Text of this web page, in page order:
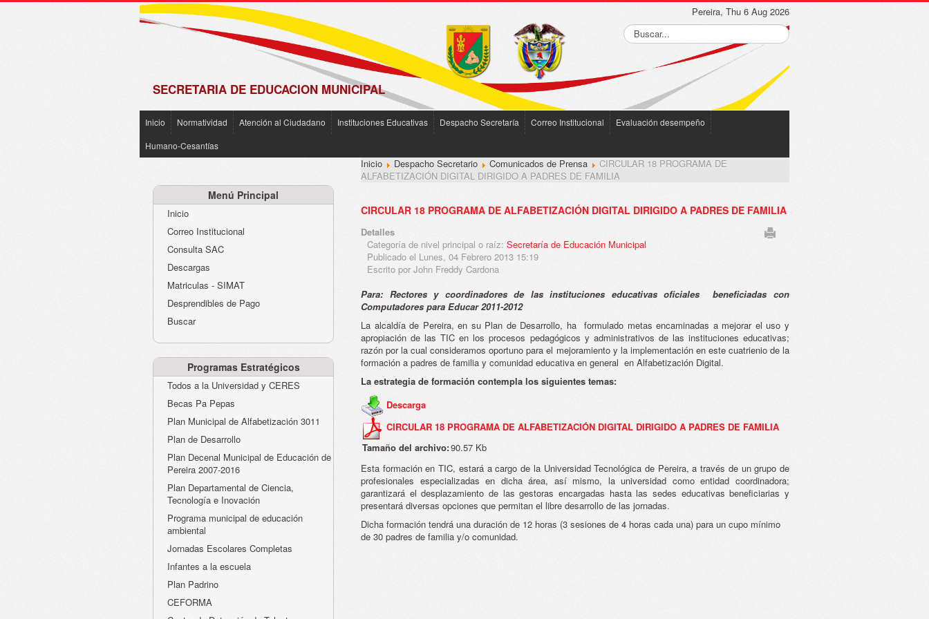
SECRETARIA DE EDUCACION MUNICIPAL
Pereira, Thu 6 Aug 2026
Inicio Normatividad Atención al Ciudadano Instituciones Educativas Despacho Secretaría Correo Institucional
Evaluación desempeño
Humano-Cesantías
Menú Principal
Inicio
Correo Institucional
Consulta SAC
Descargas
Matriculas - SIMAT
Desprendibles de Pago
Buscar
Programas Estratégicos
Todos a la Universidad y CERES
Becas Pa Pepas
Plan Municipal de Alfabetización 3011
Plan de Desarrollo
Plan Decenal Municipal de Educación de
Pereira 2007-2016
Plan Departamental de Ciencia,
Tecnología e Inovación
Programa municipal de educación
ambiental
Jornadas Escolares Completas
Infantes a la escuela
Plan Padrino
CEFORMA
de
Inicio Despacho Secretario Comunicados de Prensa
CIRCULAR 18 PROGRAMA DE
ALFABETIZACIÓN DIGITAL DIRIGIDO A PADRES DE FAMILIA
CIRCULAR 18 PROGRAMA DE ALFABETIZACIÓN DIGITAL DIRIGIDO A PADRES DE FAMILIA
Detalles
Categoría de nivel principal o raíz: Secretaría de Educación Municipal
Publicado el Lunes, 04 Febrero 2013 15:19
Escrito por John Freddy Cardona
Para: Rectores y coordinadores de las instituciones educativas oficiales beneficiadas con
Computadores para Educar 2011-2012
La alcaldía de Pereira, en su Plan de Desarrollo, ha formulado metas encaminadas a mejorar el uso y
apropiación de las TIC en los procesos pedagógicos y administrativos de las instituciones educativas;
razón por la cual consideramos oportuno para el mejoramiento y la implementación en este cuatrienio de la
formación a padres de familia y comunidad educativa en general en Alfabetización Digital.
La estrategia de formación contempla los siguientes temas:
Descarga
CIRCULAR 18 PROGRAMA DE ALFABETIZACIÓN DIGITAL DIRIGIDO A PADRES DE FAMILIA
Tamaño del archivo:90.57 Kb
Esta formación en TIC, estará a cargo de la Universidad Tecnológica de Pereira, a través de un grupo de
profesionales especializadas en dicha área, así mismo, la universidad como entidad coordinadora;
garantizará el desplazamiento de las gestoras encargadas hasta las sedes educativas beneficiarias y
presentará diversas opciones que permitan el libre desarrollo de las jornadas.
Dicha formación tendrá una duración de 12 horas (3 sesiones de 4 horas cada una) para un cupo mínimo
de 30 padres de familia y/o comunidad.